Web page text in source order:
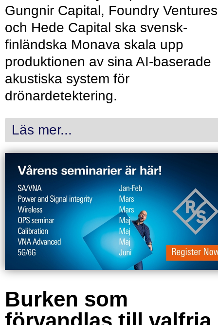
Gungnir Capital, Foundry Ventures
och Hede Capital ska svensk-
finländska Monava skala upp
produktionen av sina AI-baserade
akustiska system för
drönardetektering.
Läs mer...
Burken som